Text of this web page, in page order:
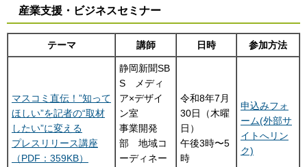
産業支援・ビジネスセミナー
テーマ 講師 日時 参加方法
マスコミ直伝！”知って
ほしい”を記者の“取材
したい”に変える
プレスリリース講座
（PDF：359KB）
静岡新聞SB
S メディ
ア×デザイ
ン室
事業開発
部 地域コ
ーディネー
令和8年7月
30日（木曜
日）
午後3時〜5
時
申込みフォ
ーム(外部サ
イトへリン
ク)